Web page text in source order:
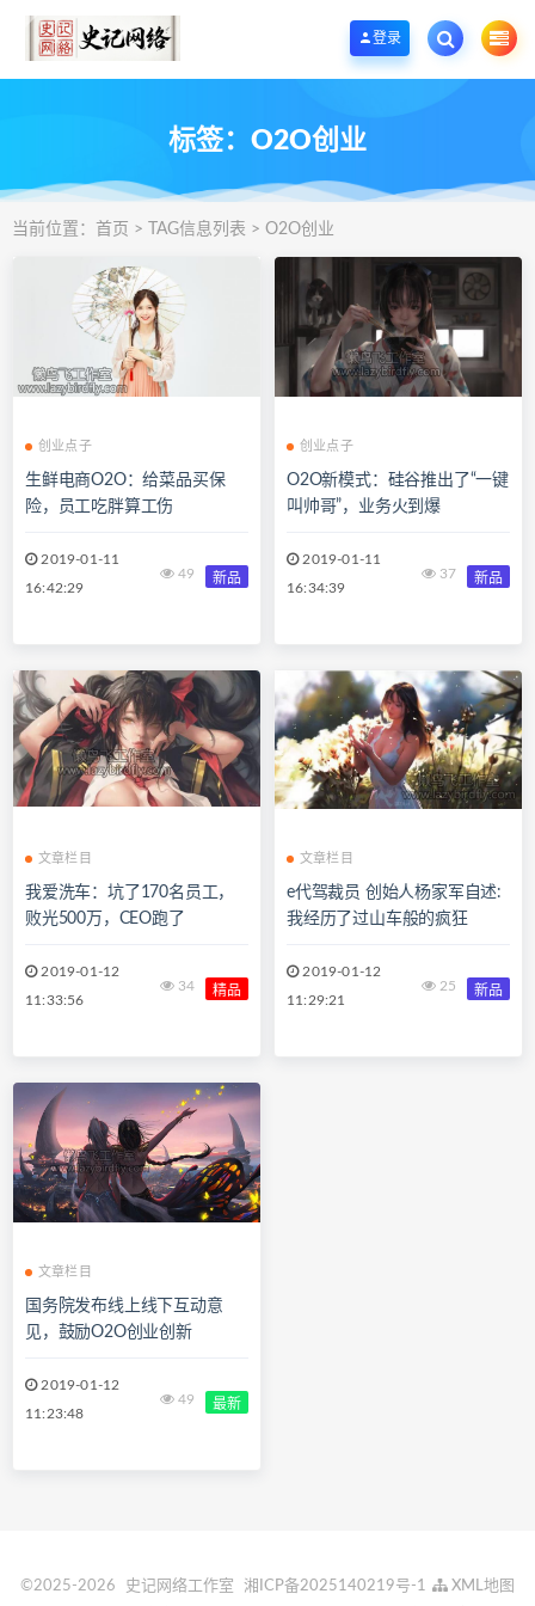
欢迎您光临史记网络工作室资源下载站，一个优质的手机App应用商店和网站源
登录
标签：O2O创业
当前位置： 首页 > TAG信息列表 > O2O创业
创业点子
生鲜电商O2O：给菜品买保
险，员工吃胖算工伤
2019-01-11
16:42:29
49 新品
创业点子
O2O新模式：硅谷推出了“一键
叫帅哥”，业务火到爆
2019-01-11
16:34:39
37 新品
文章栏目
我爱洗车：坑了170名员工，
败光500万，CEO跑了
2019-01-12
11:33:56
34 精品
文章栏目
e代驾裁员 创始人杨家军自述:
我经历了过山车般的疯狂
2019-01-12
11:29:21
25 新品
文章栏目
国务院发布线上线下互动意
见，鼓励O2O创业创新
2019-01-12
11:23:48
49 最新
©2025-2026 史记网络工作室 湘ICP备2025140219号-1 XML地图